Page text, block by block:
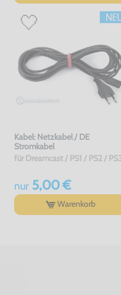
Kabel: Netzkabel / DE
Stromkabel
nur5,00 €
Warenkorb